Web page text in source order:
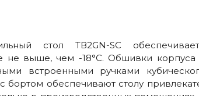
стол TВ2GN-SC
не выше, чем -18°С. Обшивки корпуса
встроенными ручками
бортом обеспечивают столу